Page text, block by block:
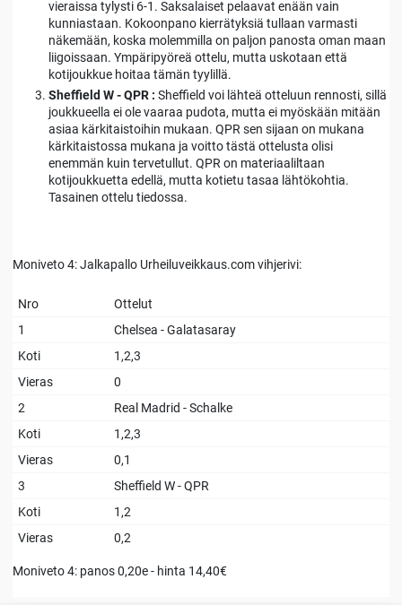
vieraissa tylysti 6-1. Saksalaiset pelaavat enään vain
kunniastaan. Kokoonpano kierrätyksiä tullaan varmasti
näkemään, koska molemmilla on paljon panosta oman maan
liigoissaan. Ympäripyöreä ottelu, mutta uskotaan että
kotijoukkue hoitaa tämän tyylillä.
Sheffield W - QPR : Sheffield voi lähteä otteluun rennosti, sillä
joukkueella ei ole vaaraa pudota, mutta ei myöskään mitään
asiaa kärkitaistoihin mukaan. QPR sen sijaan on mukana
kärkitaistossa mukana ja voitto tästä ottelusta olisi
enemmän kuin tervetullut. QPR on materiaaliltaan
kotijoukkuetta edellä, mutta kotietu tasaa lähtökohtia.
Tasainen ottelu tiedossa.
Moniveto 4: Jalkapallo Urheiluveikkaus.com vihjerivi:
Nro
Ottelut
1
Chelsea - Galatasaray
Koti
1,2,3
Vieras
0
2
Real Madrid - Schalke
Koti
1,2,3
Vieras
0,1
3
Sheffield W - QPR
Koti
1,2
Vieras
0,2
Moniveto 4: panos 0,20e - hinta 14,40€